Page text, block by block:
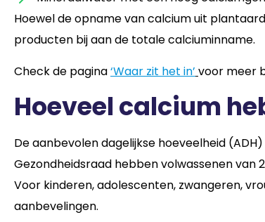
Hoewel de opname van calcium uit
producten bij aan de totale calciuminname.
Check de pagina‘Waar zit het in’ voor meer
Hoeveel calcium
De aanbevolen dagelijkse hoeveelheid
Gezondheidsraad hebben volwassenen van
Voor kinderen, adolescenten, zwangeren,
aanbevelingen.